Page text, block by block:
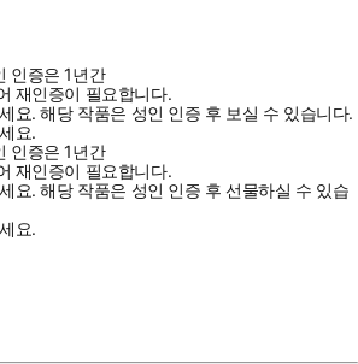
인증은 1년간
재인증이 필요합니다.
요.해당 작품은 성인 인증 후 보실 수 있습니다.
요.
인증은 1년간
재인증이 필요합니다.
요.해당 작품은 성인 인증 후 선물하실 수 있습
요.